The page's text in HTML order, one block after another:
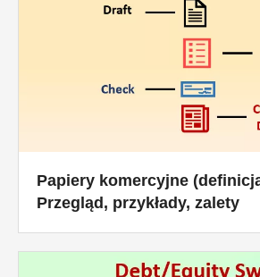
Papiery komercyjne
Przegląd, przykłady, zalety